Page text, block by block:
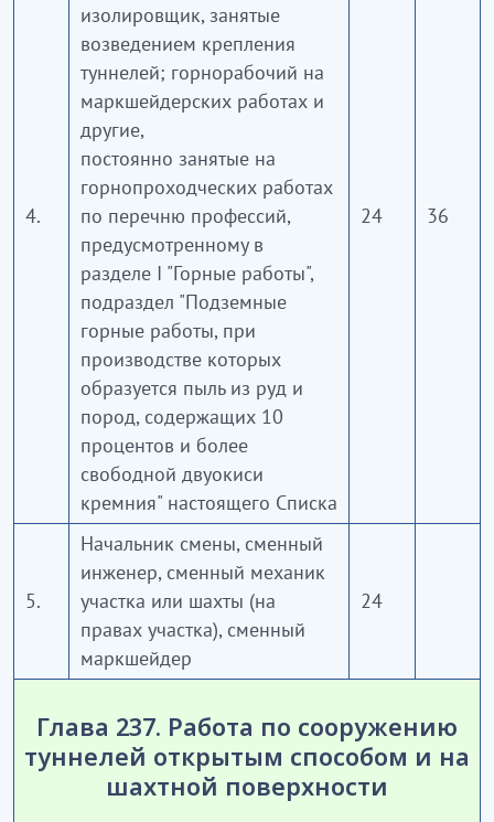
4.
изолировщик, занятые
возведением крепления
туннелей; горнорабочий на
маркшейдерских работах и
другие,
постоянно занятые на
горнопроходческих работах
по перечню профессий,
предусмотренному в
разделе I "Горные работы",
подраздел "Подземные
горные работы, при
производстве которых
образуется пыль из руд и
пород, содержащих 10
процентов и более
свободной двуокиси
кремния" настоящего Списка
24 36
5.
Начальник смены, сменный
инженер, сменный механик
участка или шахты (на
правах участка), сменный
маркшейдер
24
Глава 237. Работа по сооружению
туннелей открытым способом и на
шахтной поверхности